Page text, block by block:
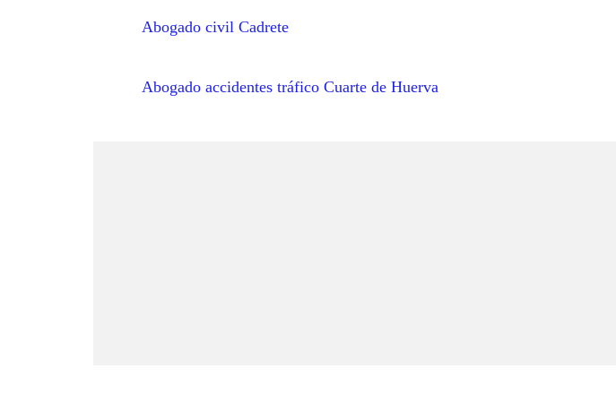
Abogado civil Cadrete
Abogado accidentes tráfico Cuarte de Huerva